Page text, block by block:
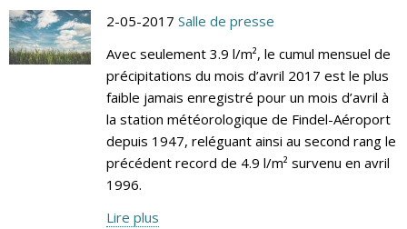
2-05-2017 Salle de presse
Avec seulement 3.9 l/m², le cumul mensuel de
précipitations du mois d’avril 2017 est le plus
faible jamais enregistré pour un mois d’avril à
la station météorologique de Findel-Aéroport
depuis 1947, reléguant ainsi au second rang le
précédent record de 4.9 l/m² survenu en avril
1996.
Lire plus